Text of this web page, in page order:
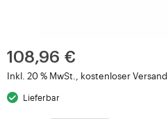
108,96 €
Inkl. 20 % MwSt., kostenloser Versand
Lieferbar